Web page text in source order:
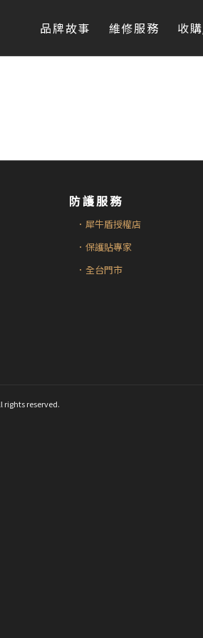
品牌故事 維修服務 收
防護服務
．犀牛盾授權店
．保護貼專家
．全台門市
rights reserved.